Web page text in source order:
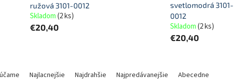
ružová 3101-0012
Skladom(2 ks)
€20,40
svetlomodrá 3101-
0012
Skladom(2 ks)
€20,40
Najlacnejšie Najdrahšie Najpredávanejšie Abecedne